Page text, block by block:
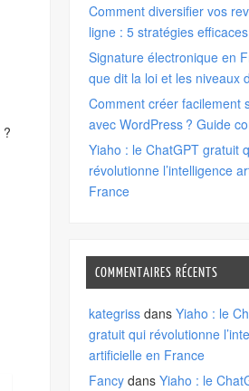
Comment diversifier vos
ligne : 5 stratégies efficaces
Signature électronique en
que dit la loi et les niveaux
Comment créer facilement
avec WordPress ? Guide
Yiaho : le ChatGPT gratuit
révolutionne l’intelligence
France
COMMENTAIRES RÉCENTS
kategriss dansYiaho : le
gratuit qui révolutionne
artificielle en France
Fancy dansYiaho : le